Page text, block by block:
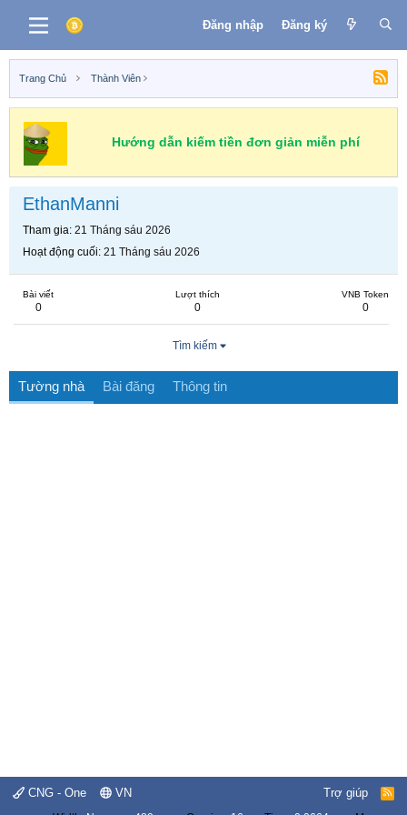
Đăng nhập Đăng ký
Trang Chủ Thành Viên
Hướng dẫn kiếm tiền đơn giản miễn phí
EthanManni
Tham gia 21 Tháng sáu 2026
Hoạt động cuối 21 Tháng sáu 2026
Bài viết
0
Lượt thích
0
VNB Token
0
Tìm kiếm
Tường nhà Bài đăng Thông tin
CNG - One VN Trợ giúp
R